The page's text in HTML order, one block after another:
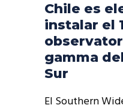
Chile es
instalar el
gamma
Sur
El Southern